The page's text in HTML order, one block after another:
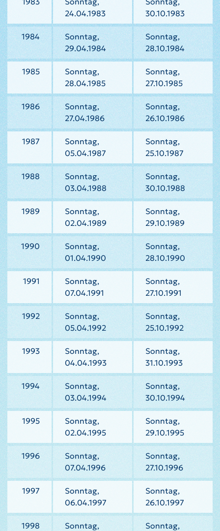
24.04.1983
30.10.1983
1984
Sonntag,
29.04.1984
Sonntag,
28.10.1984
1985
Sonntag,
28.04.1985
Sonntag,
27.10.1985
1986
Sonntag,
27.04.1986
Sonntag,
26.10.1986
1987
Sonntag,
05.04.1987
Sonntag,
25.10.1987
1988
Sonntag,
03.04.1988
Sonntag,
30.10.1988
1989
Sonntag,
02.04.1989
Sonntag,
29.10.1989
1990
Sonntag,
01.04.1990
Sonntag,
28.10.1990
1991
Sonntag,
07.04.1991
Sonntag,
27.10.1991
1992
Sonntag,
05.04.1992
Sonntag,
25.10.1992
1993
Sonntag,
04.04.1993
Sonntag,
31.10.1993
1994
Sonntag,
03.04.1994
Sonntag,
30.10.1994
1995
Sonntag,
02.04.1995
Sonntag,
29.10.1995
1996
Sonntag,
07.04.1996
Sonntag,
27.10.1996
1997
Sonntag,
06.04.1997
Sonntag,
26.10.1997
1998
Sonntag,
Sonntag,